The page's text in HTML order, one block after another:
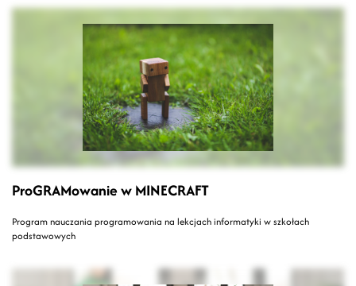
ProGRAMowanie w MINECRAFT
Program nauczania programowania na lekcjach informatyki w szkołach
podstawowych